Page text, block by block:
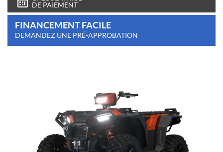
DE PAIEMENT
FINANCEMENT FACILE
DEMANDEZ UNE PRÉ-APPROBATION